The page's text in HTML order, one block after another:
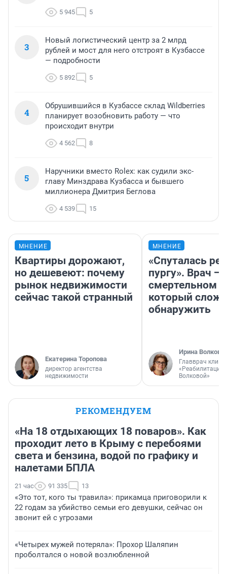
5 945 5
3
Новый логистический центр за 2 млрд
рублей и мост для него отстроят в Кузбассе
— подробности
5 892 5
4
Обрушившийся в Кузбассе склад Wildberries
планирует возобновить работу — что
происходит внутри
4 562 8
5
Наручники вместо Rolex: как судили экс-
главу Минздрава Кузбасса и бывшего
миллионера Дмитрия Беглова
4 539 15
МНЕНИЕ
Квартиры дорожают,
но дешевеют: почему
рынок недвижимости
сейчас такой странный
Екатерина Торопова
директор агентства
недвижимости
МНЕНИЕ
«Спуталась
пургу». Врач —
смертельном
который
обнаружить
Ирина Волкова
Главврач
«Реабилитация
Волковой»
РЕКОМЕНДУЕМ
«На 18 отдыхающих 18 поваров». Как
проходит лето в Крыму с перебоями
света и бензина, водой по графику и
налетами БПЛА
21 час 91 335 13
«Это тот, кого ты травила»: прикамца приговорили к
22 годам за убийство семьи его девушки, сейчас он
звонит ей с угрозами
«Четырех мужей потеряла»: Прохор Шаляпин
проболтался о новой возлюбленной